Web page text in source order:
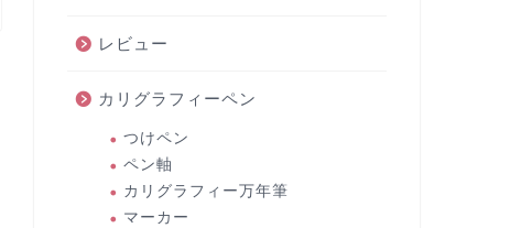
レビュー
カリグラフィーペン
つけペン
ペン軸
カリグラフィー万年筆
マーカー